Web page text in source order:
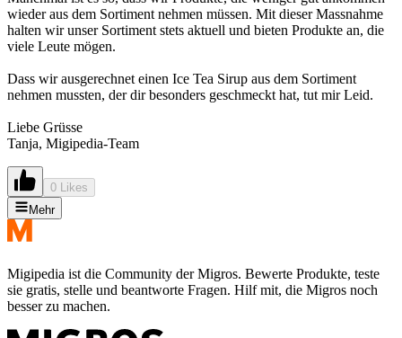
wieder aus dem Sortiment nehmen müssen. Mit dieser Massnahme
halten wir unser Sortiment stets aktuell und bieten Produkte an, die
viele Leute mögen.
Dass wir ausgerechnet einen Ice Tea Sirup aus dem Sortiment
nehmen mussten, der dir besonders geschmeckt hat, tut mir Leid.
Liebe Grüsse
Tanja, Migipedia-Team
0 Likes
Mehr
Migipedia ist die Community der Migros. Bewerte Produkte, teste
sie gratis, stelle und beantworte Fragen. Hilf mit, die Migros noch
besser zu machen.